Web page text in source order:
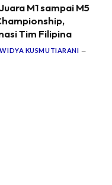
M1 sampai M5
Tim Filipina
KUSMUTIARANI